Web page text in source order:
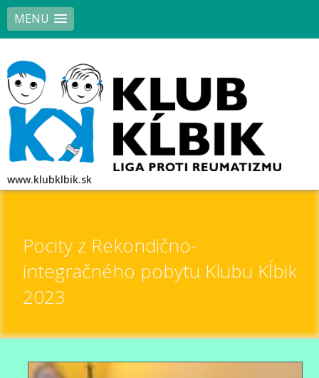
MENU
www.klubklbik.sk
Pocity z Rekondično-
integračného pobytu Klubu Kĺbik
2023